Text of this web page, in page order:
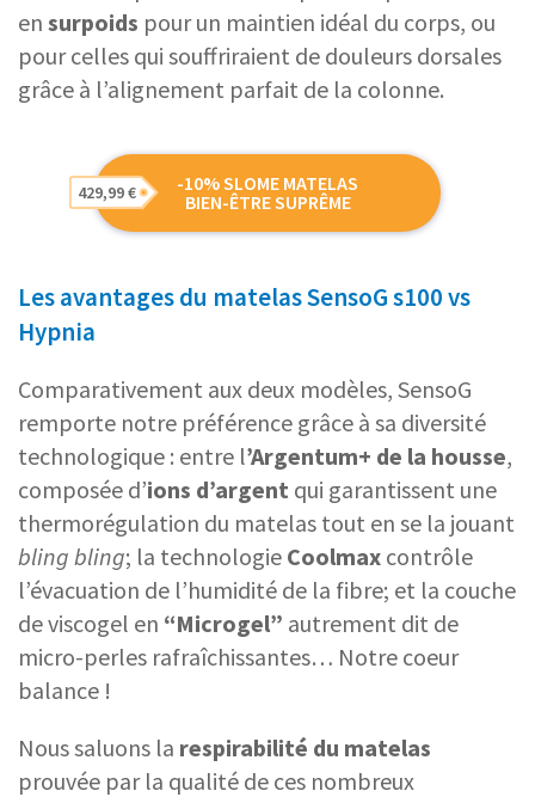
en surpoids pour un maintien idéal du corps, ou
pour celles qui souffriraient de douleurs dorsales
grâce à l’alignement parfait de la colonne.
-10% SLOME MATELAS
BIEN-ÊTRE SUPRÊME
429,99 €
Les avantages du matelas SensoG s100 vs
Hypnia
Comparativement aux deux modèles, SensoG
remporte notre préférence grâce à sa diversité
technologique : entre l’Argentum+ de la housse,
composée d’ions d’argent qui garantissent une
thermorégulation du matelas tout en se la jouant
bling bling; la technologie Coolmax contrôle
l’évacuation de l’humidité de la fibre; et la couche
de viscogel en “Microgel” autrement dit de
micro-perles rafraîchissantes… Notre coeur
balance !
Nous saluons la respirabilité du matelas
prouvée par la qualité de ces nombreux